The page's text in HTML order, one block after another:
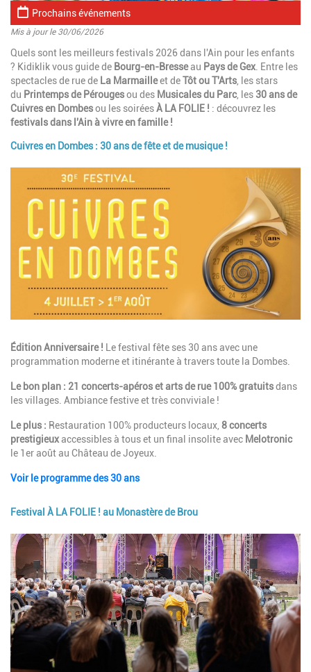
Prochains événements
Mis à jour le 30/06/2026
Introduction
Quels sont les meilleurs festivals 2026 dans l'Ain pour les enfants
? Kidiklik vous guide de Bourg-en-Bresseau Pays de Gex . Entre les
spectacles de rue de La Marmailleet deTôt ou T'Arts , les stars
du Printemps de Pérougesou des Musicales du Parc, les 30 ans de
Cuivres en Dombesou les soiréesÀ LA FOLIE ! : découvrez les
festivals dans l'Ain à vivre en famille !
Paragraphes
Cuivres en Dombes : 30 ans de fête et de musique !
Description
Édition Anniversaire ! Le festival fête ses 30 ans avec une
programmation moderne et itinérante à travers toute la Dombes.
Le bon plan : 21 concerts-apéros et arts de rue 100% gratuitsdans
les villages. Ambiance festive et très conviviale !
Le plus : Restauration 100% producteurs locaux, 8 concerts
prestigieuxaccessibles à tous et un final insolite avec Melotronic
le 1er août au Château de Joyeux.
Voir le programme des 30 ans
Festival À LA FOLIE ! au Monastère de Brou
Image